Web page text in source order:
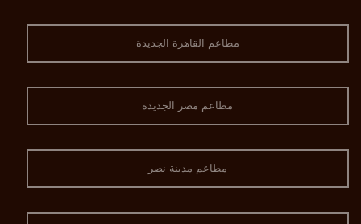
مطاعم القاهرة الجديدة
مطاعم مصر الجديدة
مطاعم مدينة نصر